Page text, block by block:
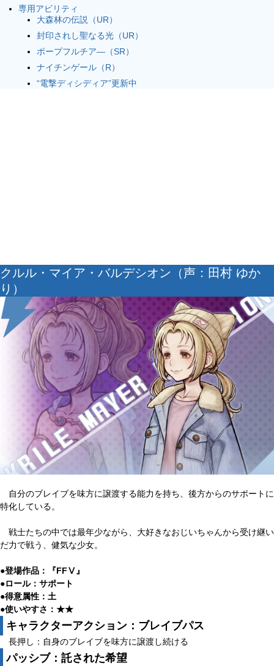
専用アビリティ
大森林の伝説（UR）
封印されし聖なる光（UR）
ポープフルチア―（SR）
ナイチンゲール（R）
“電撃ディシディア”更新中
クルル・マイア・バルデシオン（声：田村 ゆか
り）
自分のブレイブを味方に譲渡する能力を持ち、後方からのサポートに
特化している。
戦士たちの中では最年少ながら、大好きなおじいちゃんから受け継い
だ力で戦う、健気な少女。
●登場作品：『FFⅤ』
●ロール：サポート
●得意属性：土
●使いやすさ：★★
キャラクターアクション：ブレイブパス
長押し：自身のブレイブを味方に譲渡し続ける
パッシブ：託された希望